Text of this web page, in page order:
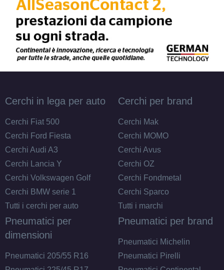
Cerchi in lega per auto
Cerchi Fiat 500
Cerchi Ford Fiesta
Cerchi Audi A3
Cerchi Lancia Y
Cerchi Volkswagen Golf
Cerchi BMW serie 1
Tutti i cerchi per auto
Cerchi per brand
Cerchi Mak
Cerchi MOMO
Cerchi Avus
Cerchi OZ
Cerchi Fondmetal
Cerchi Sparco
Tutti i marchi
Pneumatici per
dimensioni
Pneumatici 205/55 R16
Pneumatici per brand
Pneumatici Michelin
Pneumatici Pirelli